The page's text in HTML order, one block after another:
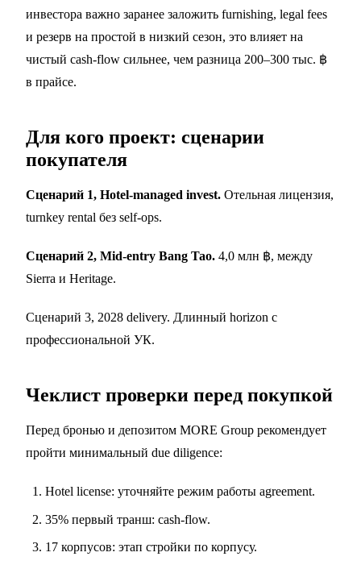
инвестора важно заранее заложить furnishing, legal fees
и резерв на простой в низкий сезон, это влияет на
чистый cash-flow сильнее, чем разница 200–300 тыс. ฿
в прайсе.
Для кого проект: сценарии
покупателя
Сценарий 1, Hotel-managed invest. Отельная лицензия,
turnkey rental без self-ops.
Сценарий 2, Mid-entry Bang Tao. 4,0 млн ฿, между
Sierra и Heritage.
Сценарий 3, 2028 delivery. Длинный horizon с
профессиональной УК.
Чеклист проверки перед покупкой
Перед бронью и депозитом MORE Group рекомендует
пройти минимальный due diligence:
Hotel license: уточняйте режим работы agreement.
35% первый транш: cash-flow.
17 корпусов: этап стройки по корпусу.